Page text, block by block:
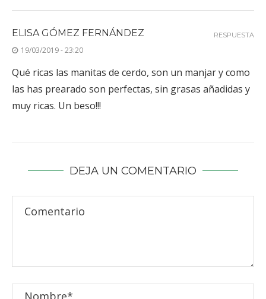
ELISA GÓMEZ FERNÁNDEZ
19/03/2019 - 23:20
Qué ricas las manitas de cerdo, son un manjar y como
las has prearado son perfectas, sin grasas añadidas y
muy ricas. Un beso!!!
RESPUESTA
DEJA UN COMENTARIO